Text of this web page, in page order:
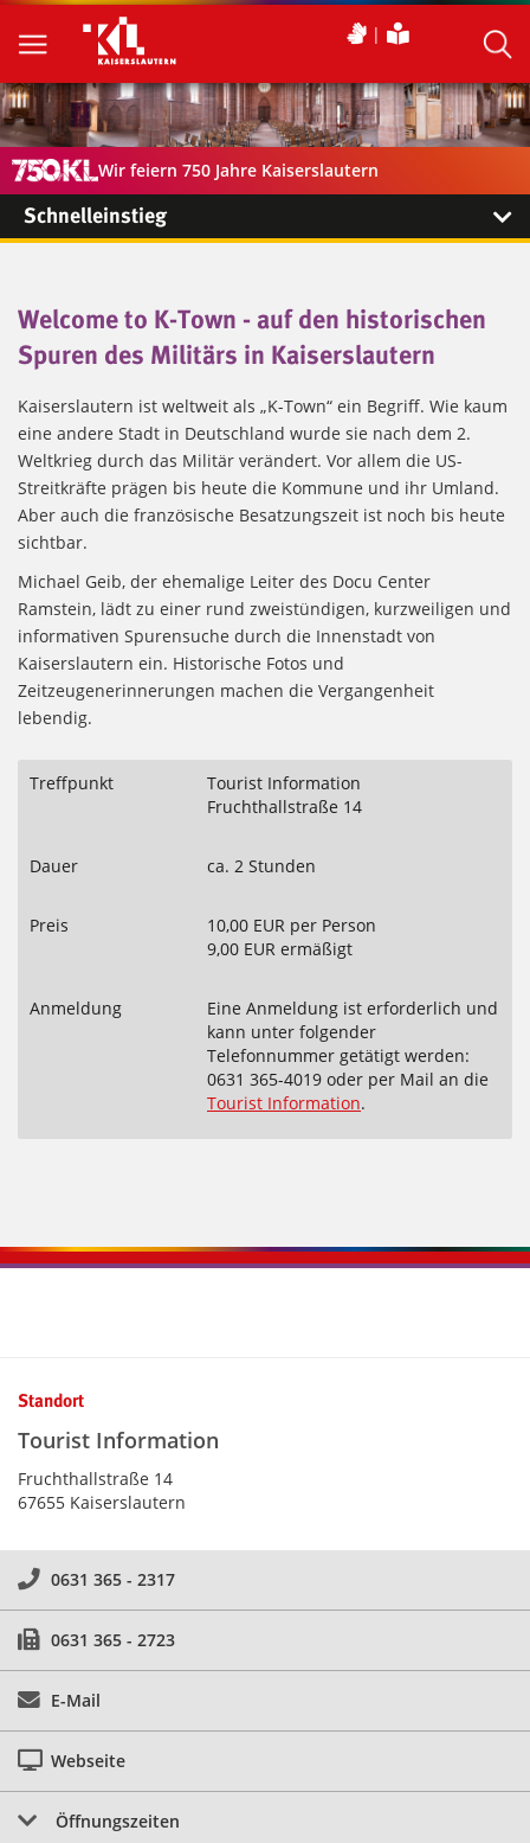
Wir feiern 750 Jahre Kaiserslautern
Schnelleinstieg
Welcome to K-Town - auf den historischen
Spuren des Militärs in Kaiserslautern
Kaiserslautern ist weltweit als „K-Town“ ein Begriff. Wie kaum
eine andere Stadt in Deutschland wurde sie nach dem 2.
Weltkrieg durch das Militär verändert. Vor allem die US-
Streitkräfte prägen bis heute die Kommune und ihr Umland.
Aber auch die französische Besatzungszeit ist noch bis heute
sichtbar.
Michael Geib, der ehemalige Leiter des Docu Center
Ramstein, lädt zu einer rund zweistündigen, kurzweiligen und
informativen Spurensuche durch die Innenstadt von
Kaiserslautern ein. Historische Fotos und
Zeitzeugenerinnerungen machen die Vergangenheit
lebendig.
Treffpunkt
Tourist Information
Fruchthallstraße 14
Dauer ca. 2 Stunden
Preis
10,00 EUR per Person
9,00 EUR ermäßigt
Anmeldung
Eine Anmeldung ist erforderlich und
kann unter folgender
Telefonnummer getätigt werden:
0631 365-4019 oder per Mail an die
Tourist Information.
Standort
Tourist Information
Fruchthallstraße 14
67655 Kaiserslautern
0631 365 - 2317
0631 365 - 2723
E-Mail
Webseite
Öffnungszeiten